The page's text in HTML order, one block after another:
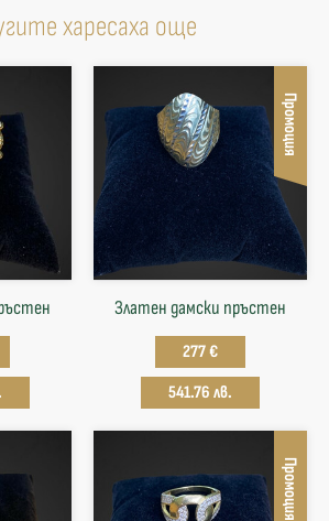
харесаха още
Промоция
Златен дамски пръстен
277 €
541.76 лв.
Промоция